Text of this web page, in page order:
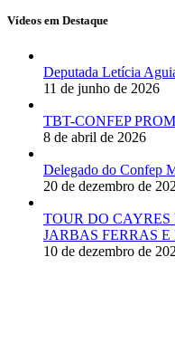
Vídeos em Destaque
Deputada Letícia
11 de junho de 2026
TBT-CONFEP
8 de abril de 2026
Delegado do Confep
20 de dezembro de
TOUR DO
JARBAS FERRAS
10 de dezembro de